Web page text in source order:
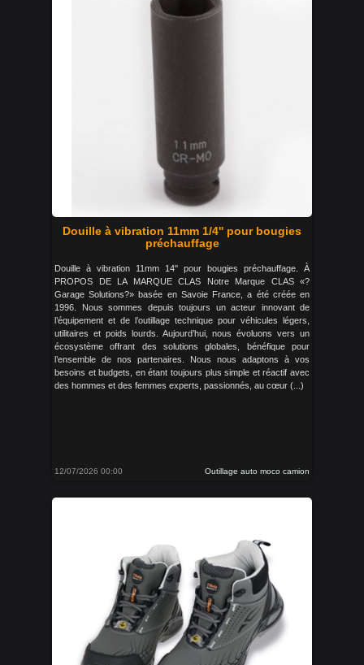
Douille à vibration 11mm 1/4'' pour bougies
préchauffage
Douille à vibration 11mm 14'' pour bougies préchauffage. À
PROPOS DE LA MARQUE CLAS Notre Marque CLAS «?
Garage Solutions?» basée en Savoie France, a été créée en
1996. Nous sommes depuis toujours un acteur innovant de
l’équipement et de l’outillage technique pour véhicules légers,
utilitaires et poids lourds. Aujourd’hui, nous évoluons vers un
écosystème offrant des solutions globales, bénéfique pour
l’ensemble de nos partenaires. Nous nous adaptons à vos
besoins et budgets, en étant toujours plus simple et réactif avec
des hommes et des femmes experts, passionnés, au cœur (...)
12/07/2026 00:00 Outillage auto moco camion